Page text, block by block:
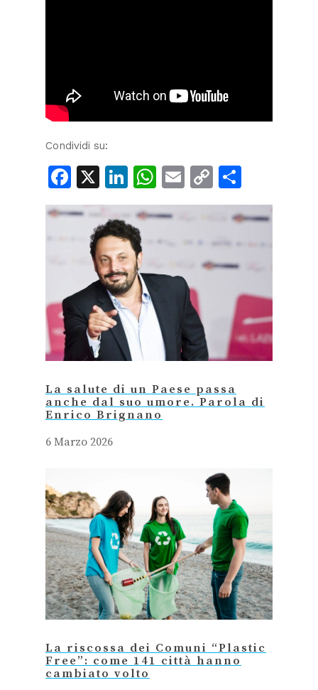
Condividi su:
Facebook
X LinkedIn
WhatsApp
Email
Copy
Link
La salute di un Paese passa
anche dal suo umore. Parola di
Enrico Brignano
6 Marzo 2026
La riscossa dei Comuni “Plastic
Free”: come 141 città hanno
cambiato volto